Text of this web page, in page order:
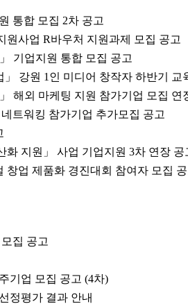
통합 모집 2차 공고
원사업 R바우처 지원과제 모집 공고
기업지원 통합 모집 공고
」 강원 1인 미디어 창작자 하반기 교
해외 마케팅 지원 참가기업 모집 연
트워킹 참가기업 추가모집 공고
화 지원」 사업 기업지원 3차 연장 공
창업 제품화 경진대회 참여자 모집
집 공고
기업 모집 공고 (4차)
정평가 결과 안내